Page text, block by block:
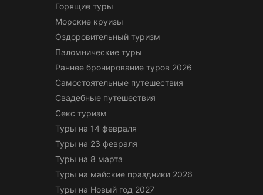
Горящие туры
Морские круизы
Оздоровительный туризм
Паломнические туры
Раннее бронирование туров 2026
Самостоятельные путешествия
Свадебные путешествия
Секс туризм
Туры на 14 февраля
Туры на 23 февраля
Туры на 8 марта
Туры на майские праздники 2026
Туры на Новый год 2027